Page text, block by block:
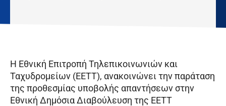
Η Εθνική Επιτροπή Τηλεπικοινωνιών και
Ταχυδρομείων (ΕΕΤΤ), ανακοινώνει την παράταση
της προθεσμίας υποβολής απαντήσεων στην
Εθνική Δημόσια Διαβούλευση της ΕΕΤΤ